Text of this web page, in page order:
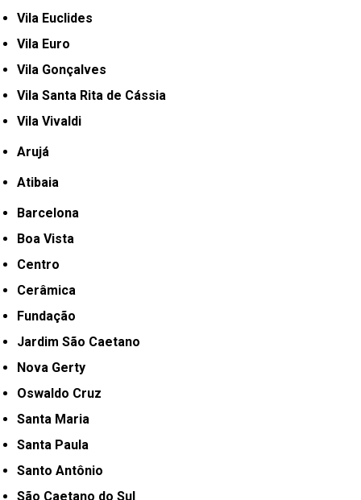
Vila Euclides
Vila Euro
Vila Gonçalves
Vila Santa Rita de Cássia
Vila Vivaldi
Arujá
Atibaia
Barcelona
Boa Vista
Centro
Cerâmica
Fundação
Jardim São Caetano
Nova Gerty
Oswaldo Cruz
Santa Maria
Santa Paula
Santo Antônio
São Caetano do Sul